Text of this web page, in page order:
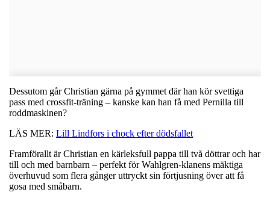
Dessutom går Christian gärna på gymmet där han kör svettiga
pass med crossfit-träning – kanske kan han få med Pernilla till
roddmaskinen?
LÄS MER: Lill Lindfors i chock efter dödsfallet
Framförallt är Christian en kärleksfull pappa till två döttrar och har
till och med barnbarn – perfekt för Wahlgren-klanens mäktiga
överhuvud som flera gånger uttryckt sin förtjusning över att få
gosa med småbarn.